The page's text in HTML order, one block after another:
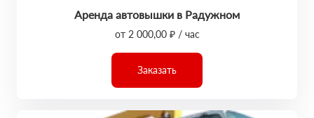
Аренда автовышки в Радужном
от 2 000,00 ₽ / час
Заказать